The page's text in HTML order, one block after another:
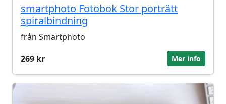
smartphoto Fotobok Stor porträtt
spiralbindning
från Smartphoto
269 kr
Mer info